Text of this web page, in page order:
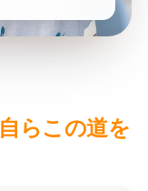
自らこの道を